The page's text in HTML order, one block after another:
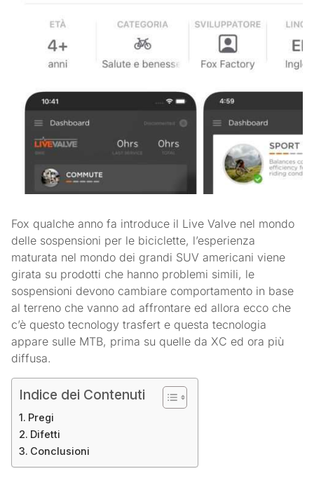
Fox qualche anno fa introduce il Live Valve nel mondo
delle sospensioni per le biciclette, l’esperienza
maturata nel mondo dei grandi SUV americani viene
girata su prodotti che hanno problemi simili, le
sospensioni devono cambiare comportamento in base
al terreno che vanno ad affrontare ed allora ecco che
c’è questo tecnology trasfert e questa tecnologia
appare sulle MTB, prima su quelle da XC ed ora più
diffusa.
Indice dei Contenuti
Pregi
Difetti
Conclusioni